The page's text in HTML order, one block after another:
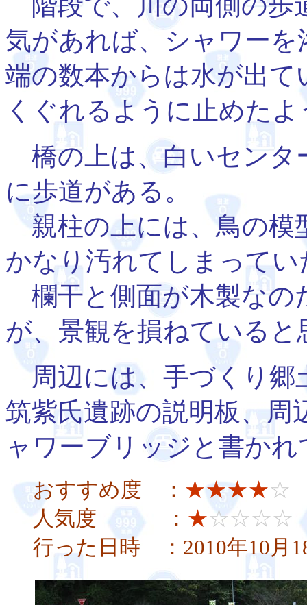
気があれば、シャワー
端の数本からは水が出
くぐれるように止めたよ
橋の上は、白いセンタ
に歩道がある。
親柱の上には、鳥の模
かなり汚れてしまってい
欄干と側面が木製なの
が、景観を損ねていると
周辺には、手づくり郷
筑紫氏遺跡の説明板、周
ャワーブリッジと書かれ
おすすめ度 ： ★★★★☆
人気度 ： ★☆☆☆☆
行った日時 ：2010年10月